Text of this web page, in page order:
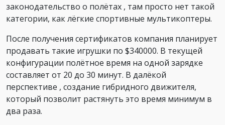
законодательство о полётах , там просто нет такой
категории, как лёгкие спортивные мультикоптеры.
После получения сертификатов компания планирует
продавать такие игрушки по $340000. В текущей
конфигурации полётное время на одной зарядке
составляет от 20 до 30 минут. В далёкой
перспективе , создание гибридного движителя,
который позволит растянуть это время минимум в
два раза.